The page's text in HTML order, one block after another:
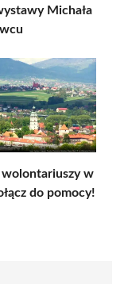
Michała
wolontariuszy w
do pomocy!